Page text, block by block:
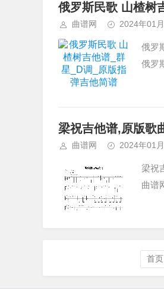
俄罗斯民歌 山楂树
曲谱网 2024年01
俄罗
俄罗
梁祝吉他谱,原版歌
曲谱网 2024年01
梁祝
曲谱
首页